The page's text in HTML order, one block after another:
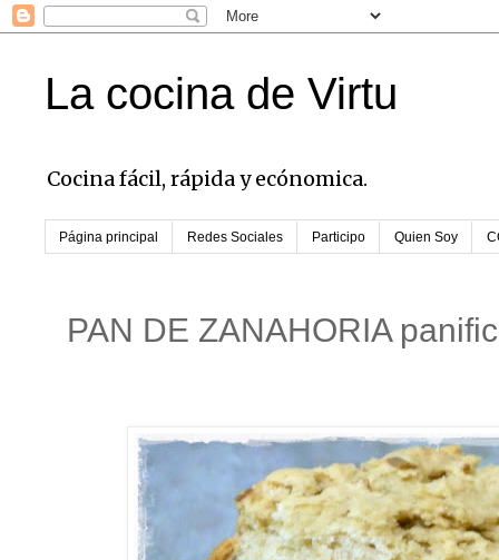
La cocina de Virtu
Cocina fácil, rápida y ecónomica.
Página principal Redes Sociales Participo Quien Soy
PAN DE ZANAHORIA